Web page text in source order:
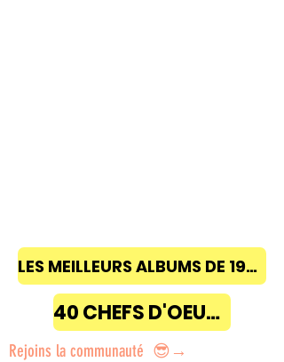
LES MEILLEURS ALBUMS DE 1968 à 2018
40 CHEFS D'OEUVRE
Rejoins la communauté 😎→